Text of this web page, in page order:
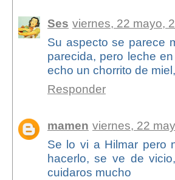
Ses viernes, 22 mayo,
Su aspecto se parece
parecida, pero leche
echo un chorrito de
Responder
mamen viernes, 22
Se lo vi a Hilmar pero
hacerlo, se ve de
cuidaros mucho